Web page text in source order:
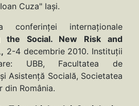
Cuza" Iaşi.
conferinţei internaţionale
the Social. New Risk and
2-4 decembrie 2010. Instituţii
UBB, Facultatea de
Asistenţă Socială, Societatea
din România.